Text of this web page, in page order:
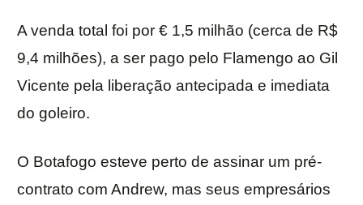
A venda total foi por € 1,5 milhão (cerca de R$
9,4 milhões), a ser pago pelo Flamengo ao Gil
Vicente pela liberação antecipada e imediata
do goleiro.
O Botafogo esteve perto de assinar um pré-
contrato com Andrew, mas seus empresários